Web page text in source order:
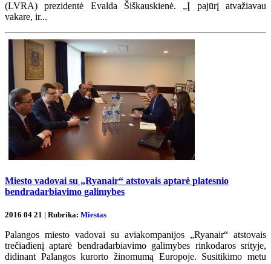
(LVRA) prezidentė Evalda Šiškauskienė. „Į pajūrį atvažiavau
vakare, ir...
Miesto vadovai su „Ryanair“ atstovais aptarė platesnio
bendradarbiavimo galimybes
2016 04 21 | Rubrika: Miestas
Palangos miesto vadovai su aviakompanijos „Ryanair“ atstovais
trečiadienį aptarė bendradarbiavimo galimybes rinkodaros srityje,
didinant Palangos kurorto žinomumą Europoje. Susitikimo metu